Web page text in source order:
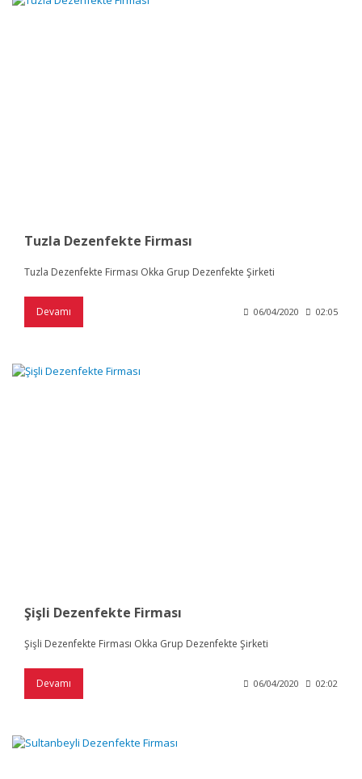
Tuzla Dezenfekte Firması
Tuzla Dezenfekte Firması Okka Grup Dezenfekte Şirketi
Devamı 06/04/2020 02:05
Şişli Dezenfekte Firması
Şişli Dezenfekte Firması Okka Grup Dezenfekte Şirketi
Devamı 06/04/2020 02:02